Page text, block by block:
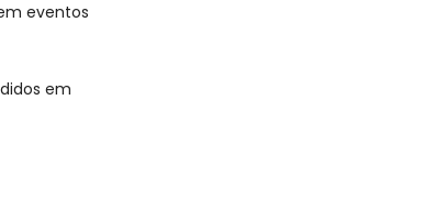
eventos
em